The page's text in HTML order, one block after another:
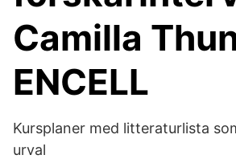
Camilla
ENCELL
Kursplaner med litteraturlista
urval